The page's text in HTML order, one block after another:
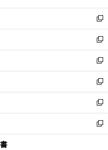
開
く
ウ
で
開
く
ン
ド
ウ
で
開
く
新
し
い
ウ
ィ
ン
ド
ウ
で
開
く
新
し
い
ウ
ィ
ン
ド
ウ
で
開
新
し
い
ウ
ィ
ン
ド
ウ
新
し
い
ウ
ィ
ン
新
し
い
ウ
新
し